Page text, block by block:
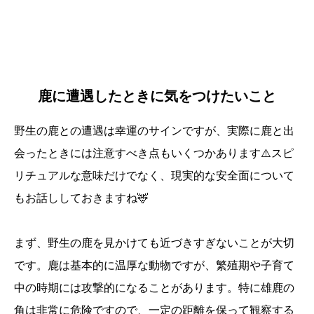
鹿に遭遇したときに気をつけたいこと
野生の鹿との遭遇は幸運のサインですが、実際に鹿と出
会ったときには注意すべき点もいくつかあります⚠️スピ
リチュアルな意味だけでなく、現実的な安全面について
もお話ししておきますね🦌
まず、野生の鹿を見かけても近づきすぎないことが大切
です。鹿は基本的に温厚な動物ですが、繁殖期や子育て
中の時期には攻撃的になることがあります。特に雄鹿の
角は非常に危険ですので、一定の距離を保って観察する
誕生日ランキング 金運神社 金運財布 姓名判断